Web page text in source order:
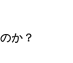
か？